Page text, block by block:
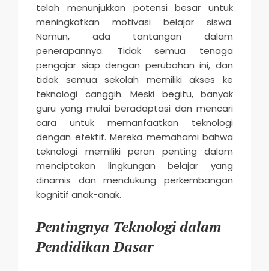
telah menunjukkan potensi besar untuk
meningkatkan motivasi belajar siswa.
Namun, ada tantangan dalam
penerapannya. Tidak semua tenaga
pengajar siap dengan perubahan ini, dan
tidak semua sekolah memiliki akses ke
teknologi canggih. Meski begitu, banyak
guru yang mulai beradaptasi dan mencari
cara untuk memanfaatkan teknologi
dengan efektif. Mereka memahami bahwa
teknologi memiliki peran penting dalam
menciptakan lingkungan belajar yang
dinamis dan mendukung perkembangan
kognitif anak-anak.
Pentingnya Teknologi dalam
Pendidikan Dasar